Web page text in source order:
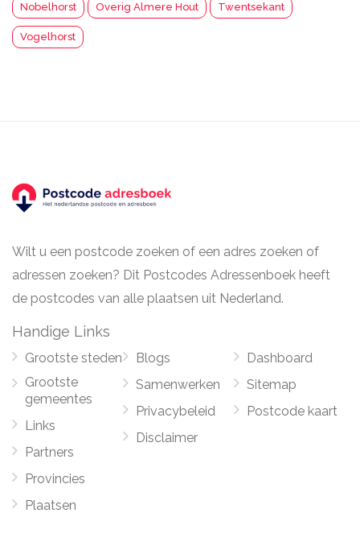
Nobelhorst Overig Almere Hout Twentsekant
Vogelhorst
Wilt u een postcode zoeken of een adres zoeken of
adressen zoeken? Dit Postcodes Adressenboek heeft
de postcodes van alle plaatsen uit Nederland.
Handige Links
Grootste steden
Grootste
gemeentes
Links
Partners
Provincies
Plaatsen
Blogs
Samenwerken
Privacybeleid
Disclaimer
Dashboard
Sitemap
Postcode kaart